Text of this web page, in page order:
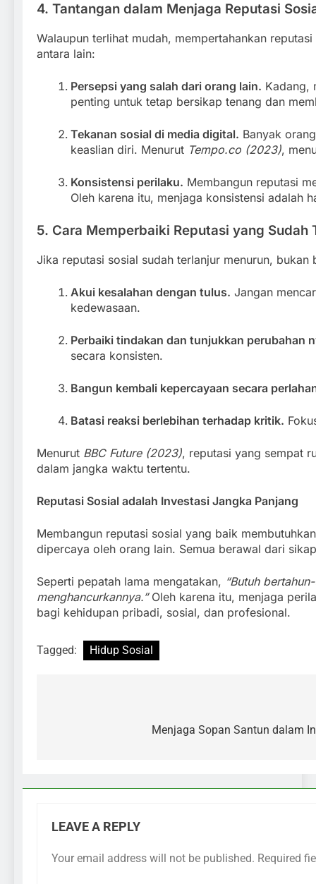
4. Tantangan dalam Menjaga Reputasi
Walaupun terlihat mudah, mempertahankan
antara lain:
Persepsi yang salah dari orang lain. Kadang,
penting untuk tetap bersikap tenang dan
Tekanan sosial di media digital. Banyak
keaslian diri. Menurut Tempo.co (2023),
Konsistensi perilaku. Membangun reputasi
Oleh karena itu, menjaga konsistensi adalah
5. Cara Memperbaiki Reputasi yang Sudah
Jika reputasi sosial sudah terlanjur menurun,
Akui kesalahan dengan tulus. Jangan
kedewasaan.
Perbaiki tindakan dan tunjukkan perubahan
secara konsisten.
Bangun kembali kepercayaan secara
Batasi reaksi berlebihan terhadap kritik.
Menurut BBC Future (2023), reputasi yang sempat
dalam jangka waktu tertentu.
Reputasi Sosial adalah Investasi Jangka Panjang
Membangun reputasi sosial yang baik
dipercaya oleh orang lain. Semua berawal dari
Seperti pepatah lama mengatakan, “Butuh
menghancurkannya.”Oleh karena itu, menjaga
bagi kehidupan pribadi, sosial, dan profesional.
Tagged: Hidup Sosial
Menjaga Sopan Santun dalam
LEAVE A REPLY
Your email address will not be published. Required